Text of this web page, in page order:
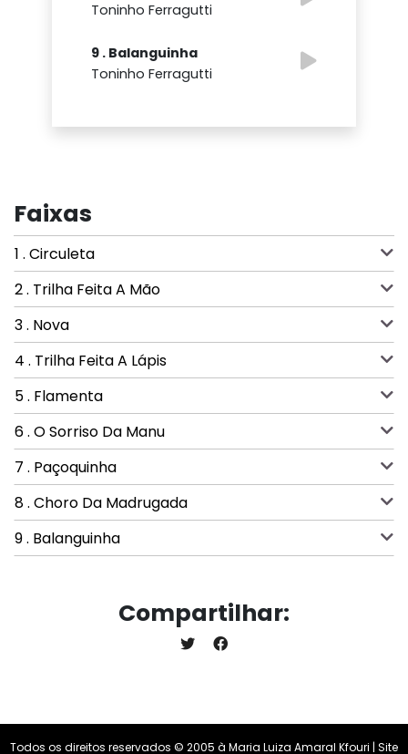
Toninho Ferragutti
9 . Balanguinha
Toninho Ferragutti
Faixas
1 . Circuleta
2 . Trilha Feita A Mão
3 . Nova
4 . Trilha Feita A Lápis
5 . Flamenta
6 . O Sorriso Da Manu
7 . Paçoquinha
8 . Choro Da Madrugada
9 . Balanguinha
Compartilhar:
Todos os direitos reservados © 2005 à Maria Luiza Amaral Kfouri | Site